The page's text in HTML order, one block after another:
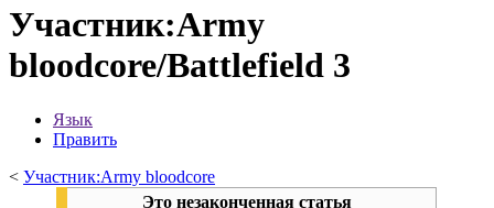
Участник:Army
bloodcore/Battlefield 3
Язык
Править
< Участник:Army bloodcore
Это незаконченная статья